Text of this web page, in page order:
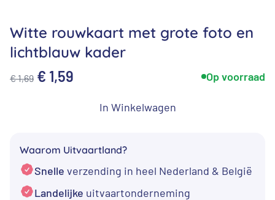
Witte rouwkaart met grote foto en
lichtblauw kader
€1,69 Oorspronkelijke
€ 1,59 Op voorraad
In Winkelwagen
Waarom Uitvaartland?
Snelle verzending in heel Nederland & België
Landelijke uitvaartonderneming